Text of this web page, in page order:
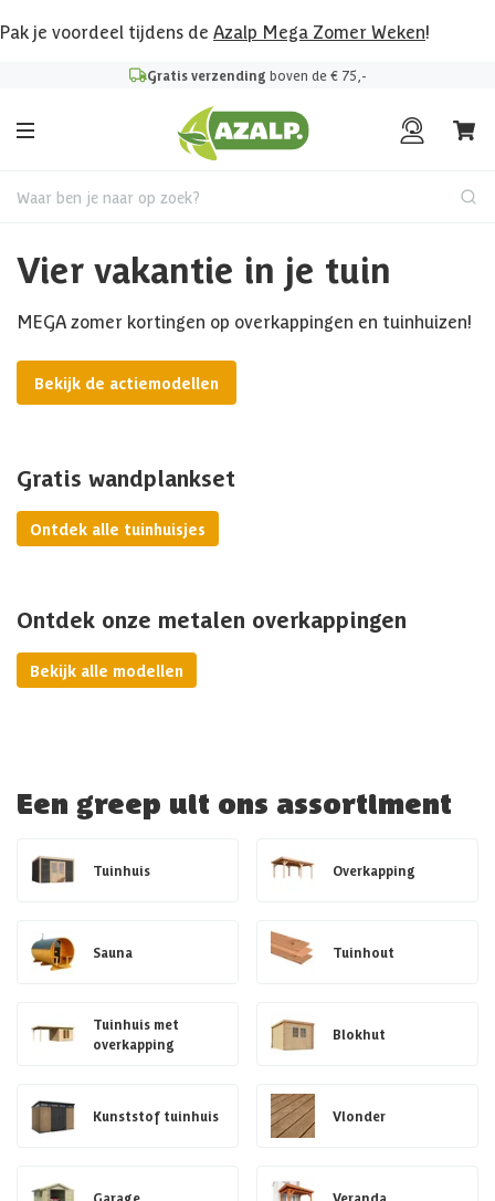
Pak je voordeel tijdens de Azalp Mega Zomer Weken!
Gratis verzending boven de € 75,-
Waar ben je naar op zoek?
Vier vakantie in je tuin
MEGA zomer kortingen op overkappingen en tuinhuizen!
Bekijk de actiemodellen
Gratis wandplankset
Ontdek alle tuinhuisjes
Ontdek onze metalen overkappingen
Bekijk alle modellen
Een greep uit ons assortiment
Tuinhuis Overkapping
Sauna Tuinhout
Tuinhuis met
overkapping
Blokhut
Kunststof tuinhuis Vlonder
Garage Veranda